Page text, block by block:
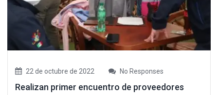
22 de octubre de 2022 No Responses
Realizan primer encuentro de proveedores